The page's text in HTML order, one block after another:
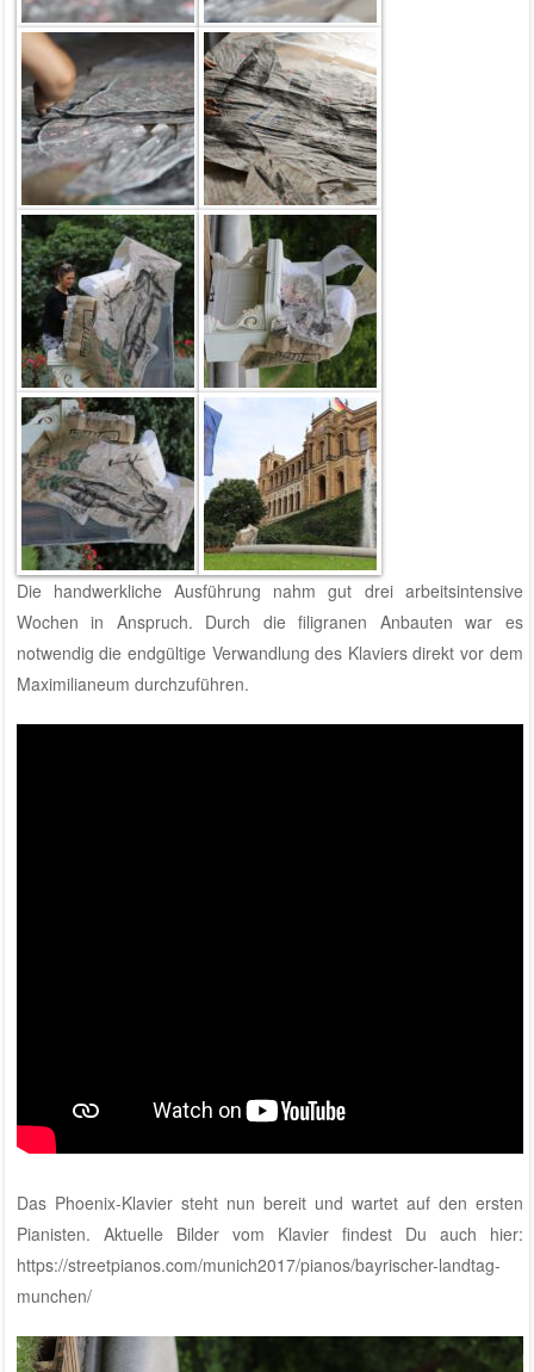
Die handwerkliche Ausführung nahm gut drei arbeitsintensive
Wochen in Anspruch. Durch die filigranen Anbauten war es
notwendig die endgültige Verwandlung des Klaviers direkt vor dem
Maximilianeum durchzuführen.
Das Phoenix-Klavier steht nun bereit und wartet auf den ersten
Pianisten. Aktuelle Bilder vom Klavier findest Du auch hier:
https://streetpianos.com/munich2017/pianos/bayrischer-landtag-
munchen/